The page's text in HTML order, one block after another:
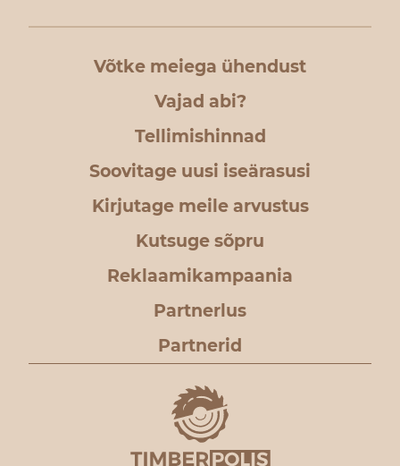
Võtke meiega ühendust
Vajad abi?
Tellimishinnad
Soovitage uusi iseärasusi
Kirjutage meile arvustus
Kutsuge sõpru
Reklaamikampaania
Partnerlus
Partnerid